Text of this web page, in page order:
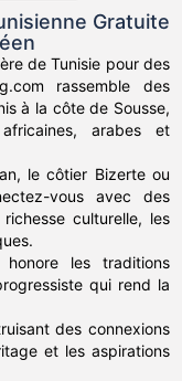
Gratuite
de Tunisie pour des
rassemble des
à la côte de Sousse,
arabes et
le côtier Bizerte ou
vous avec des
culturelle, les
honore les traditions
qui rend la
des connexions
et les aspirations